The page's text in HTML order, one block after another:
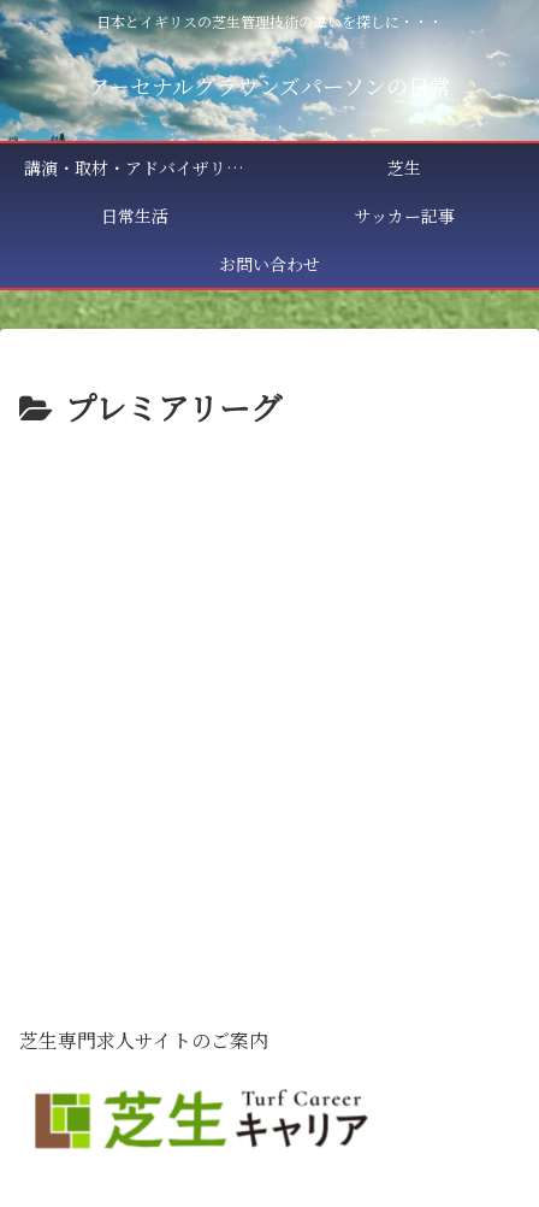
日本とイギリスの芝生管理技術の違いを探しに・・・
アーセナルグラウンズパーソンの日常
講演・取材・アドバイザリー相談
芝生
日常生活
サッカー記事
お問い合わせ
プレミアリーグ
芝生専門求人サイトのご案内